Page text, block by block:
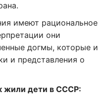
имеют рациональное
они
догмы, которые и
и представления о
жили дети в СССР: